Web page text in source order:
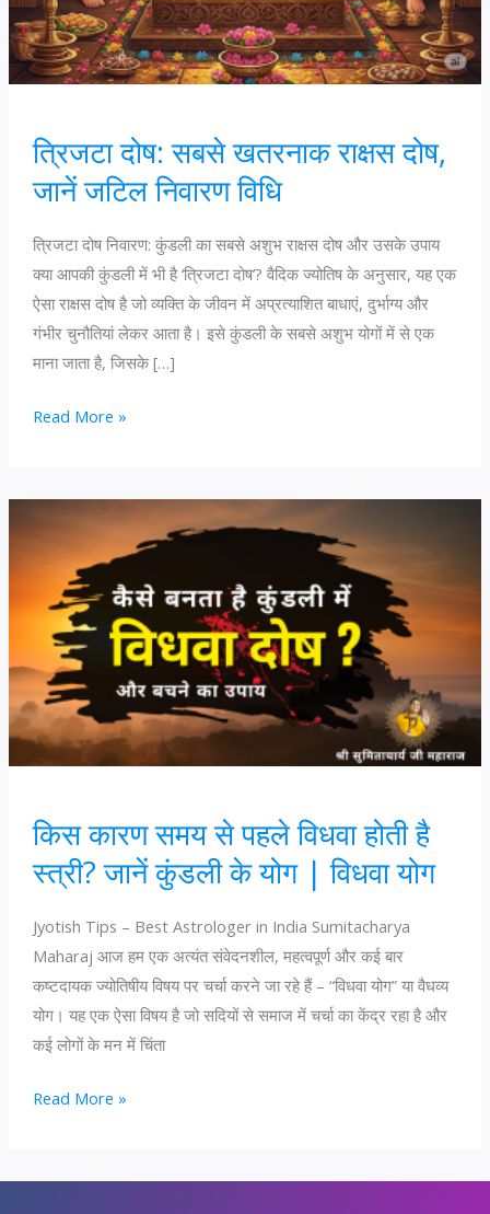
त्रिजटा दोष: सबसे खतरनाक राक्षस दोष,
जानें जटिल निवारण विधि
त्रिजटा दोष निवारण: कुंडली का सबसे अशुभ राक्षस दोष और उसके उपाय
क्या आपकी कुंडली में भी है ‘त्रिजटा दोष’? वैदिक ज्योतिष के अनुसार, यह एक
ऐसा राक्षस दोष है जो व्यक्ति के जीवन में अप्रत्याशित बाधाएं, दुर्भाग्य और
गंभीर चुनौतियां लेकर आता है। इसे कुंडली के सबसे अशुभ योगों में से एक
माना जाता है, जिसके […]
त्रिजटा
खतरनाक
राक्षस
दोष,
जटिल
निवारण
विधि
Read More »
किस कारण समय से पहले विधवा होती है
स्त्री? जानें कुंडली के योग | विधवा योग
Jyotish Tips – Best Astrologer in India Sumitacharya
Maharaj आज हम एक अत्यंत संवेदनशील, महत्वपूर्ण और कई बार
कष्टदायक ज्योतिषीय विषय पर चर्चा करने जा रहे हैं – “विधवा योग” या वैधव्य
योग। यह एक ऐसा विषय है जो सदियों से समाज में चर्चा का केंद्र रहा है और
कई लोगों के मन में चिंता
किस
से
Read More »